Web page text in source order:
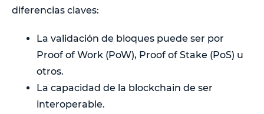
diferencias claves:
La validación de bloques puede ser por
Proof of Work (PoW), Proof of Stake (PoS) u
otros.
La capacidad de la blockchain de ser
interoperable.